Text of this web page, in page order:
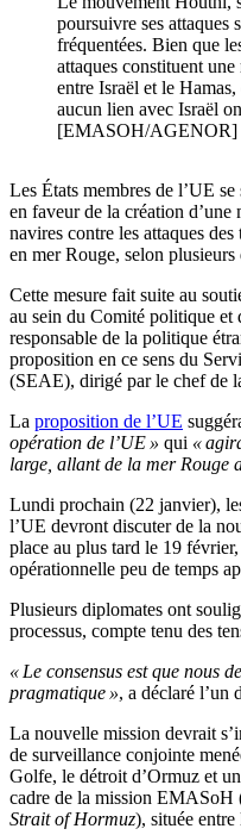
poursuivre ses attaques
fréquentées. Bien que
attaques constituent
entre Israël et le
aucun lien avec Israël
[EMASOH/AGENOR]
Les États membres de l’UE
en faveur de la création
navires contre les attaques
en mer Rouge, selon plusieurs
Cette mesure fait suite au
au sein du Comité politique et
responsable de la politique
proposition en ce sens du
(SEAE), dirigé par le chef de
La proposition de l’UE
opération de l’UE » qui «
large, allant de la mer Rouge
Lundi prochain (22 janvier),
l’UE devront discuter de la
place au plus tard le 19
opérationnelle peu de temps
Plusieurs diplomates ont
processus, compte tenu des
« Le consensus est que nous
pragmatique », a déclaré l’un
La nouvelle mission devrait
de surveillance conjointe
Golfe, le détroit d’Ormuz et
cadre de la mission EMASoH
Strait of Hormuz), située